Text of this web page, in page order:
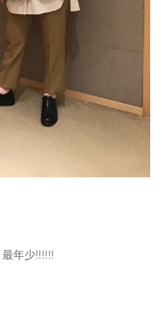
年少‼️‼️‼️